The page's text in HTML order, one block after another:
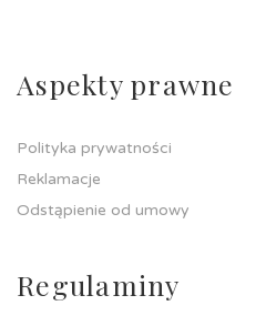
Aspekty prawne
Polityka prywatności
Reklamacje
Odstąpienie od umowy
Regulaminy